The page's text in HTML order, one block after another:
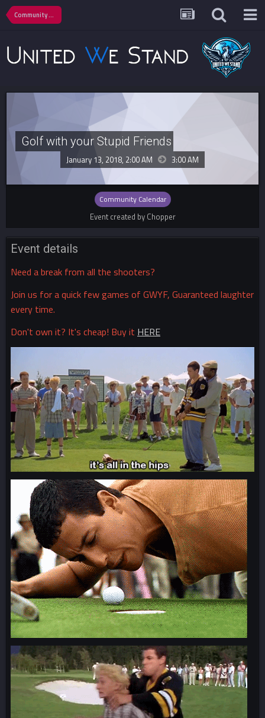
Community Calendar
Golf with your Stupid Friends
January 13, 2018, 2:00 AM 3:00 AM
Community Calendar
Event created by Chopper
Event details
Need a break from all the shooters?
Join us for a quick few games of GWYF, Guaranteed laughter
every time.
Don't own it? It's cheap! Buy it HERE